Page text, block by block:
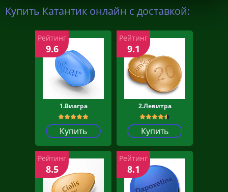
Купить Катантик онлайн с доставкой:
1.Виагра
Купить
Рейтинг
9.6
2.Левитра
Купить
Рейтинг
9.1
Рейтинг
8.5
Рейтинг
8.1